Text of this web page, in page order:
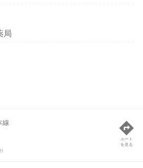
局
線
ルート
を見る